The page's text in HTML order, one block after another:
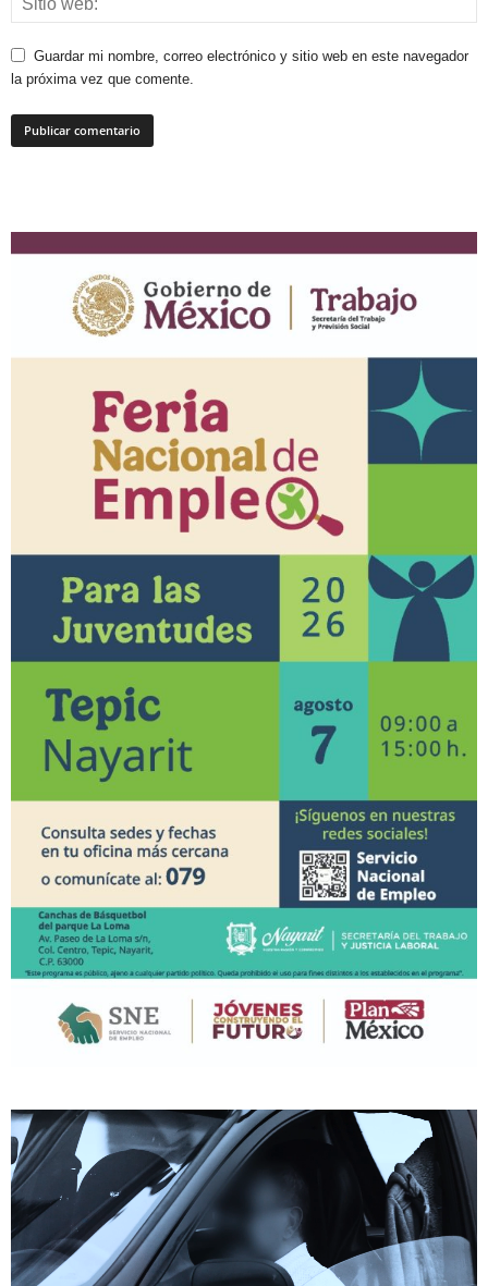
Guardar mi nombre, correo electrónico y sitio web en este navegador
la próxima vez que comente.